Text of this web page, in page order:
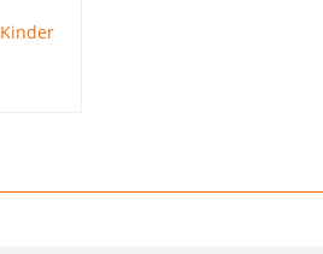
Kinder